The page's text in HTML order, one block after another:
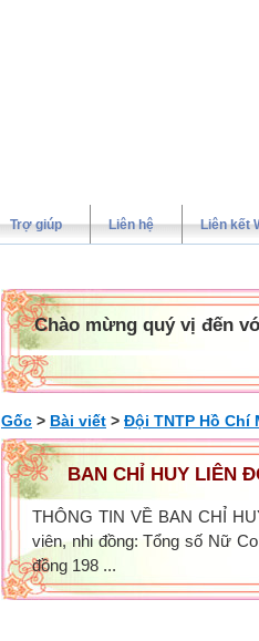
Trợ giúp Liên hệ Liên kết
Chào mừng quý vị đến
Gốc > Bài viết > Đội TNTP Hồ Chí
BAN CHỈ HUY LIÊN
THÔNG TIN VỀ BAN CHỈ
viên, nhi đồng: Tổng số Nữ
đồng 198 ...